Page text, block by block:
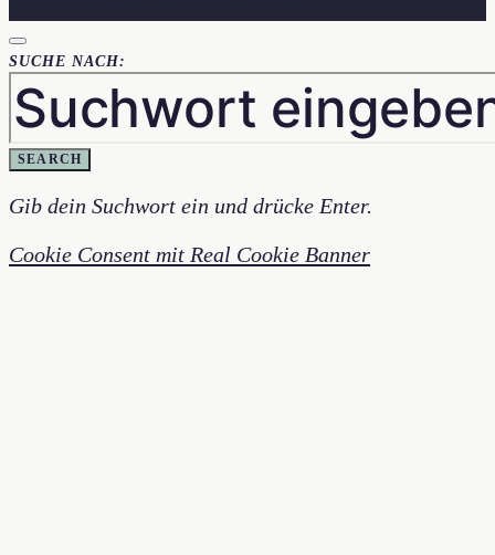
SUCHE NACH:
SEARCH
Gib dein Suchwort ein und drücke Enter.
Cookie Consent mit Real Cookie Banner